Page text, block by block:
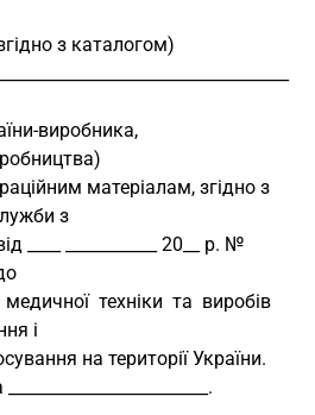
(номер згідно з каталогом)
матеріалам, згідно з
з
____ ___________ 20__ р. №
техніки  та  виробів
і
на території України.
________________________.